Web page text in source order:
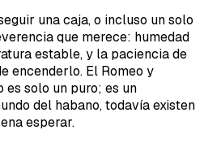
una caja, o incluso un solo
que merece: humedad
estable, y la paciencia de
encenderlo. El Romeo y
solo un puro; es un
del habano, todavía existen
esperar.